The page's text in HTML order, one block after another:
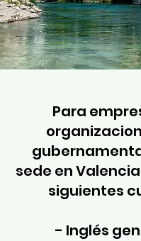
Para
sede en
siguientes
- Inglés